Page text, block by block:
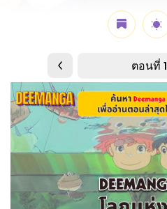
ตอนที่ 1